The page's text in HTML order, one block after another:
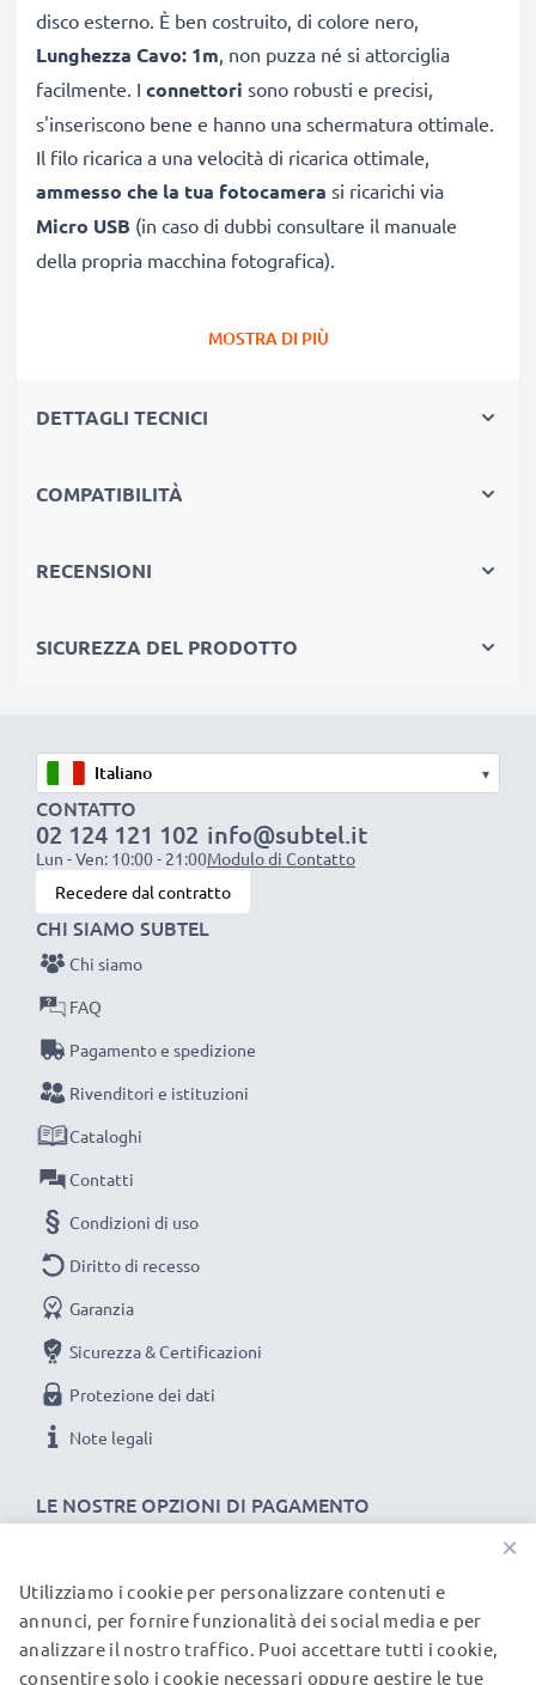
disco esterno. È ben costruito, di colore nero,
Lunghezza Cavo: 1m, non puzza né si attorciglia
facilmente. I connettori sono robusti e precisi,
s'inseriscono bene e hanno una schermatura ottimale.
Il filo ricarica a una velocità di ricarica ottimale,
ammesso che la tua fotocamera si ricarichi via
Micro USB (in caso di dubbi consultare il manuale
della propria macchina fotografica).
CAVETTO USB SOSTITUTIVO, CONNETTE UNA
fotocamera K-1 II K-3 II K-70 verso PC
della tua macchina fotografica Pentax
USB 2.0
versioni USB inferiori
Corrente di carica: 1A
rapida, stabile, sicura
★cavo adattatoreper fotocamere con porta Micro
USB
★connettori che non ‘ballano’
★filo di1m,
non si aggroviglia ed è piacevole al tatto
CAVETTO USB PER FOTOCAMERA CAMCORDER
Materiale del Cavo: PVC
Materiale del Connettore: PVC
Collegamento 1: Micro USB
Collegamento 2: USB A
Versione: 2.0
Velocità di trasferimento (max): 480 MBit/s - USB 2.0
Corrente di carica: 1A
Lunghezza Cavo: 1m
prezzo!
★3 anni di garanzia★
subtel significa qualità certificata, per questo diamo 3
anni di garanzia
MOSTRA DI PIÙ
DETTAGLI TECNICI
COMPATIBILITÀ
RECENSIONI
SICUREZZA DEL PRODOTTO
▾
CONTATTO
02 124 121 102
Lun - Ven: 10:00 - 21:00
info@subtel.it
Modulo di Contatto
Recedere dal contratto
LE NOSTRE OPZIONI DI PAGAMENTO
CHI SIAMO SUBTEL
Chi siamo
FAQ
Pagamento e spedizione
Rivenditori e istituzioni
Cataloghi
Contatti
Condizioni di uso
Diritto di recesso
Garanzia
Sicurezza & Certificazioni
Protezione dei dati
Note legali
I NOSTRI PARTNER DI SPEDIZIONE
×
Utilizziamo i cookie per personalizzare contenuti e
annunci, per fornire funzionalità dei social media e per
analizzare il nostro traffico. Puoi accettare tutti i cookie,
consentire solo i cookie necessari oppure gestire le tue